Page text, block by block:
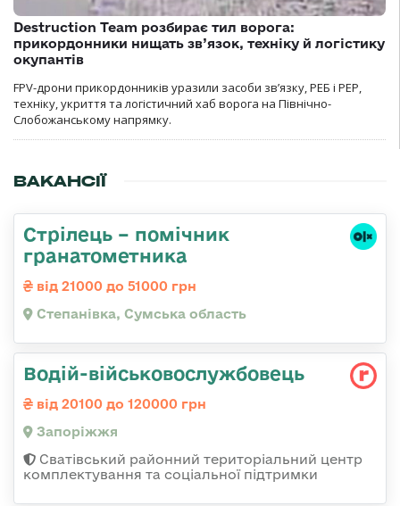
Destruction Team розбирає тил ворога:
прикордонники нищать зв’язок, техніку й логістику
окупантів
FPV-дрони прикордонників уразили засоби зв’язку, РЕБ і РЕР,
техніку, укриття та логістичний хаб ворога на Північно-
Слобожанському напрямку.
ВАКАНСІЇ
Стрілець – помічник
гранатометника
від 21000 до 51000 грн
Степанівка, Сумська область
Водій-військовослужбовець
від 20100 до 120000 грн
Запоріжжя
Сватівський районний територіальний центр
комплектування та соціальної підтримки